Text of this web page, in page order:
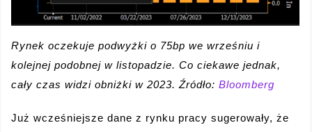
Rynek oczekuje podwyżki o 75bp we wrześniu i
kolejnej podobnej w listopadzie. Co ciekawe jednak,
cały czas widzi obniżki w 2023. Źródło: Bloomberg
Już wcześniejsze dane z rynku pracy sugerowały, że